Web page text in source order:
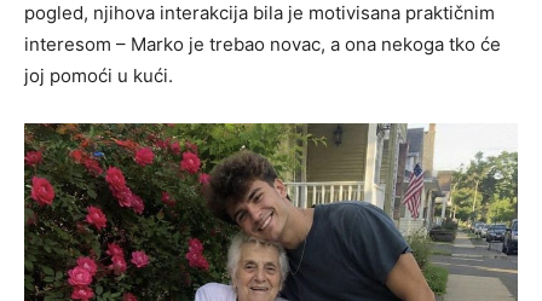
pogled, njihova interakcija bila je motivisana praktičnim
interesom – Marko je trebao novac, a ona nekoga tko će
joj pomoći u kući.